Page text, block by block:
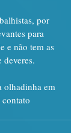
por
para
e não tem as
olhadinha em